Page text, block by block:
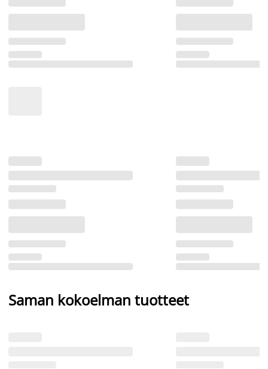
Saman kokoelman tuotteet